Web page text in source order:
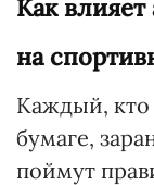
Как влияет
на
Каждый, кто
бумаге,
поймут